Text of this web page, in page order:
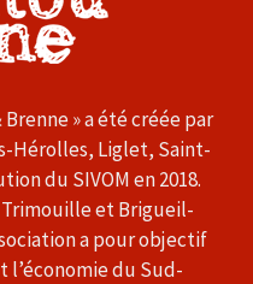
» a été créée par
Hérolles, Liglet, Saint-
du SIVOM en 2018.
Trimouille et Brigueil-
a pour objectif
du Sud-